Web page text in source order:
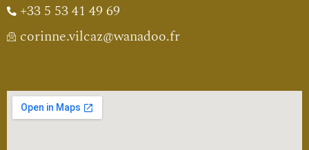
+33 5 53 41 49 69
corinne.vilcaz@wanadoo.fr